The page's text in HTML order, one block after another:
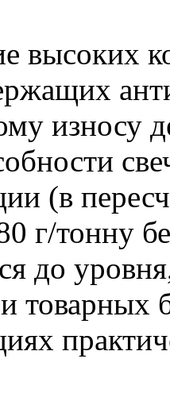
высоких
износу
(в
г/тонну
до
то­варных